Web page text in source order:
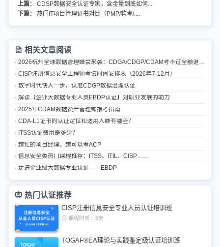
上篇：
CDSP数据安全认证专家，含金量到底如何....
下篇：
热门IT项目管理证书对比（PMP/软考/....
相关文章阅读
· 2026杭州全球数据管理峰会来袭：CDGA/CDGP/CDAM考不过全额退认证费
· CISP注册信息安全工程师考试时间安排表（2026年7-12月）
· 数字时代快人一步，认准CDGP数据治理认证
· 解读【企业大数据专业人员EBDP认证】对职业发展的助力
· 2025年CDAM数据资产管理师报考指南
· CDA-L1证书的认证定位和适用人群有哪些？
· ITSS认证费用是多少？
· 越忙的项目经理，越可以考ACP
· 信息安全类热门课程推荐：ITSS、ITIL、CISP……
· 走进企业级大数据专业认证——EBDP
热门认证推荐
CISP注册信息安全专业人员认证培训班
课程时长：5天
TOGAF®EA理论与实践鉴定级认证培训班